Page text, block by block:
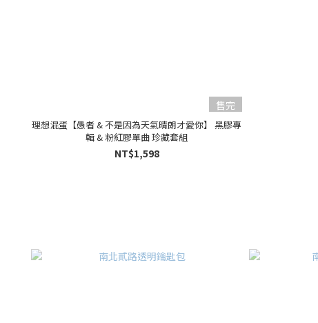
售完
理想混蛋【愚者 & 不是因為天氣晴朗才愛你】 黑膠專
輯 & 粉紅膠單曲 珍藏套組
NT$1,598